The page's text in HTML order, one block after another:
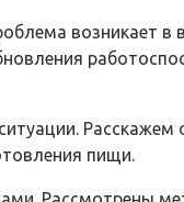
возникает
Расскажем
пищи.